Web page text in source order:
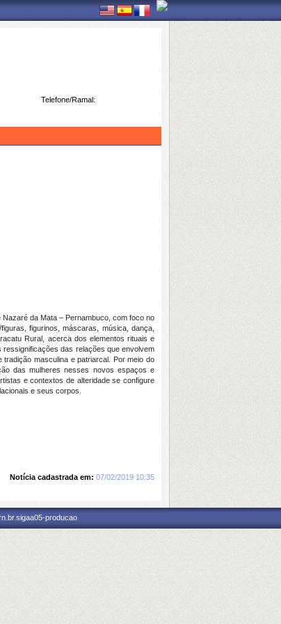
Telefone/Ramal:
da Mata – Pernambuco, com foco no
figurinos, máscaras, música, dança,
Rural, acerca dos elementos rituais e
das relações que envolvem
tradição masculina e patriarcal. Por meio do
das mulheres nesses novos espaços e
e contextos de alteridade se configure
e seus corpos.
Notícia cadastrada em: 07/02/2019 10:35
producao